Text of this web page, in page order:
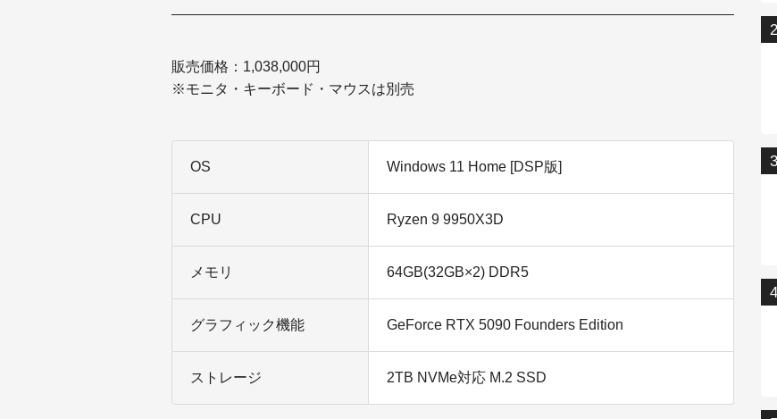
販売価格：1,038,000円
※モニタ・キーボード・マウスは別売
OS Windows 11 Home [DSP版]
CPU Ryzen 9 9950X3D
メモリ 64GB(32GB×2) DDR5
グラフィック機能 GeForce RTX 5090 Founders Edition
ストレージ 2TB NVMe対応 M.2 SSD